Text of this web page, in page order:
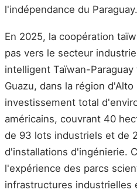
l'indépendance du Paraguay.
En 2025, la coopération
pas vers le secteur
intelligent Taïwan-
Guazu, dans la région d'Alto
investissement total
américains, couvrant 40
de 93 lots industriels et de
d'installations d'ingénierie.
l'expérience des parcs
infrastructures industrielles